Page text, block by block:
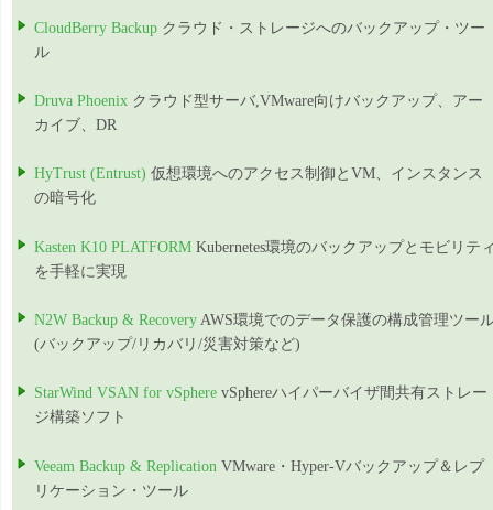
CloudBerry Backup クラウド・ストレージへのバックアップ・ツー
ル
Druva Phoenix クラウド型サーバ,VMware向けバックアップ、アー
カイブ、DR
HyTrust (Entrust) 仮想環境へのアクセス制御とVM、インスタンス
の暗号化
Kasten K10 PLATFORM Kubernetes環境のバックアップとモビリテ
を手軽に実現
N2W Backup & Recovery AWS環境でのデータ保護の構成管理ツー
(バックアップ/リカバリ/災害対策など)
StarWind VSAN for vSphere vSphereハイパーバイザ間共有ストレー
ジ構築ソフト
Veeam Backup & Replication VMware・Hyper-Vバックアップ＆レプ
リケーション・ツール